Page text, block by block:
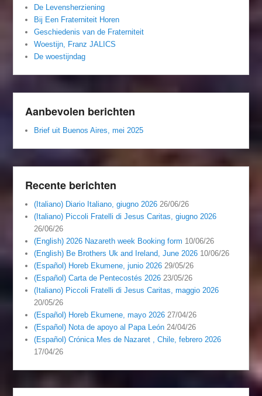
De Levensherziening
Bij Een Fraterniteit Horen
Geschiedenis van de Fraterniteit
Woestijn, Franz JALICS
De woestijndag
Aanbevolen berichten
Brief uit Buenos Aires, mei 2025
Recente berichten
(Italiano) Diario Italiano, giugno 2026 26/06/26
(Italiano) Piccoli Fratelli di Jesus Caritas, giugno 2026
26/06/26
(English) 2026 Nazareth week Booking form 10/06/26
(English) Be Brothers Uk and Ireland, June 2026 10/06/26
(Español) Horeb Ekumene, junio 2026 29/05/26
(Español) Carta de Pentecostés 2026 23/05/26
(Italiano) Piccoli Fratelli di Jesus Caritas, maggio 2026
20/05/26
(Español) Horeb Ekumene, mayo 2026 27/04/26
(Español) Nota de apoyo al Papa León 24/04/26
(Español) Crónica Mes de Nazaret , Chile, febrero 2026
17/04/26